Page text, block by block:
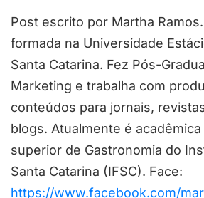
Post escrito por Martha
formada na Universidade
Santa Catarina. Fez Pós-
Marketing e trabalha com
conteúdos para jornais,
blogs. Atualmente é
superior de Gastronomia do
Santa Catarina (IFSC). Face:
https://www.facebook.com/